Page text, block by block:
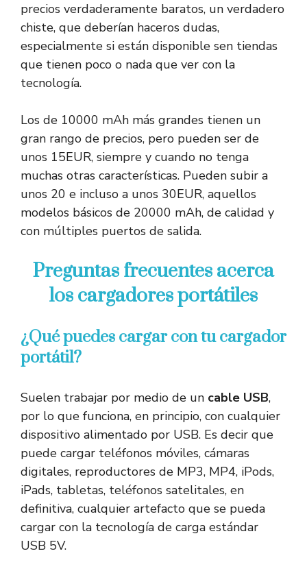
precios verdaderamente baratos, un verdadero
chiste, que deberían haceros dudas,
especialmente si están disponible sen tiendas
que tienen poco o nada que ver con la
tecnología.
Los de 10000 mAh más grandes tienen un
gran rango de precios, pero pueden ser de
unos 15EUR, siempre y cuando no tenga
muchas otras características. Pueden subir a
unos 20 e incluso a unos 30EUR, aquellos
modelos básicos de 20000 mAh, de calidad y
con múltiples puertos de salida.
Preguntas frecuentes acerca
los cargadores portátiles
¿Qué puedes cargar con tu cargador
portátil?
Suelen trabajar por medio de un cable USB,
por lo que funciona, en principio, con cualquier
dispositivo alimentado por USB. Es decir que
puede cargar teléfonos móviles, cámaras
digitales, reproductores de MP3, MP4, iPods,
iPads, tabletas, teléfonos satelitales, en
definitiva, cualquier artefacto que se pueda
cargar con la tecnología de carga estándar
USB 5V.